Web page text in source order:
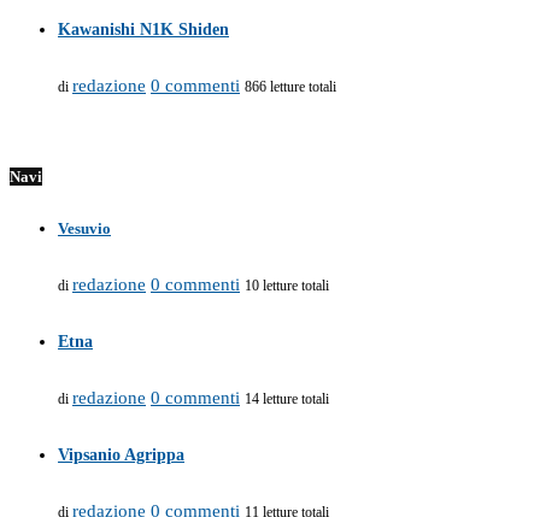
Kawanishi N1K Shiden
di redazione 0 commenti 866 letture totali
Navi
Vesuvio
di redazione 0 commenti 10 letture totali
Etna
di redazione 0 commenti 14 letture totali
Vipsanio Agrippa
di redazione 0 commenti 11 letture totali